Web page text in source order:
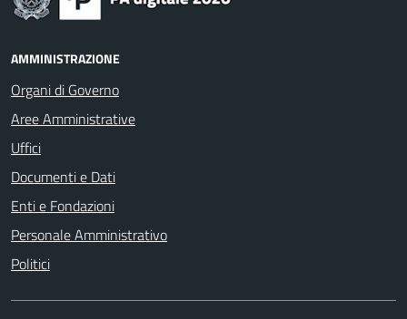
AMMINISTRAZIONE
Organi di Governo
Aree Amministrative
Uffici
Documenti e Dati
Enti e Fondazioni
Personale Amministrativo
Politici